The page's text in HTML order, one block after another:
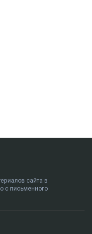
сайта в
с письменного